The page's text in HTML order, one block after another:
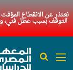
نعتذر عن الانقطاع
التوقف بسبب عطل فني،
القائمة بحث عن